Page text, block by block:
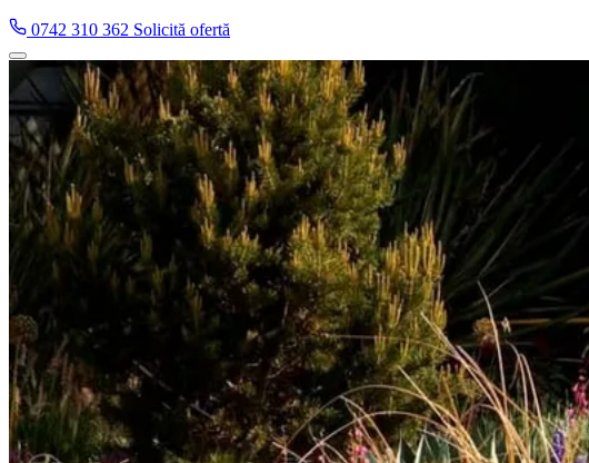
0742 310 362 Solicită ofertă